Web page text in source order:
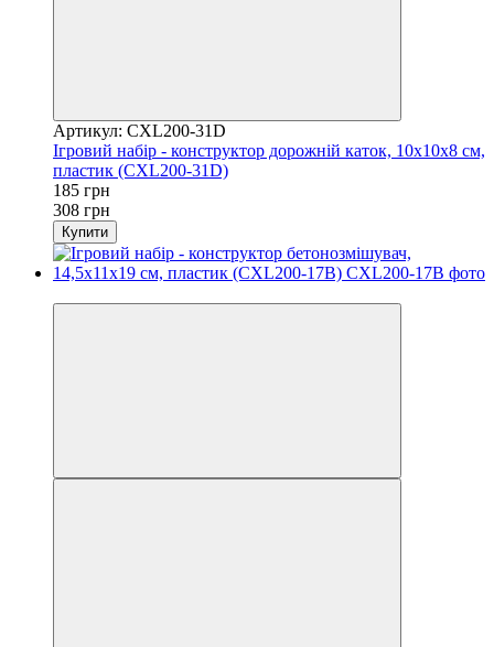
Артикул: CXL200-31D
Ігровий набір - конструктор дорожній каток, 10x10x8 см,
пластик (CXL200-31D)
185 грн
308 грн
Купити